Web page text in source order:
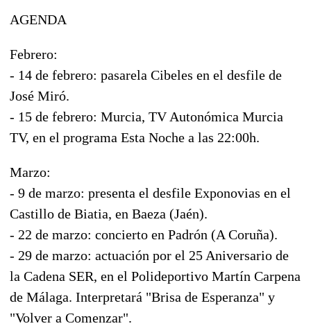
AGENDA
Febrero:
- 14 de febrero: pasarela Cibeles en el desfile de
José Miró.
- 15 de febrero: Murcia, TV Autonómica Murcia
TV, en el programa Esta Noche a las 22:00h.
Marzo:
- 9 de marzo: presenta el desfile Exponovias en el
Castillo de Biatia, en Baeza (Jaén).
- 22 de marzo: concierto en Padrón (A Coruña).
- 29 de marzo: actuación por el 25 Aniversario de
la Cadena SER, en el Polideportivo Martín Carpena
de Málaga. Interpretará "Brisa de Esperanza" y
"Volver a Comenzar".